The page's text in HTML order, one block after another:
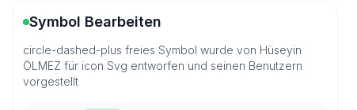
Symbol Bearbeiten
circle-dashed-plus freies Symbol wurde von Hüseyin
ÖLMEZ für icon Svg entworfen und seinen Benutzern
vorgestellt